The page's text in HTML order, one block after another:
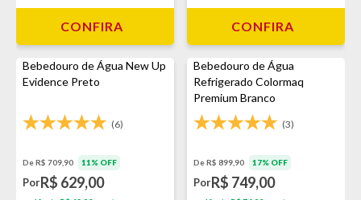
CONFIRA CONFIRA
Bebedouro de Água New Up
Evidence Preto
(6)
De R$ 709,90 11% OFF
PorR$ 629,00
Bebedouro de Água
Refrigerado Colormaq
Premium Branco
(3)
De R$ 899,90 17% OFF
PorR$ 749,00